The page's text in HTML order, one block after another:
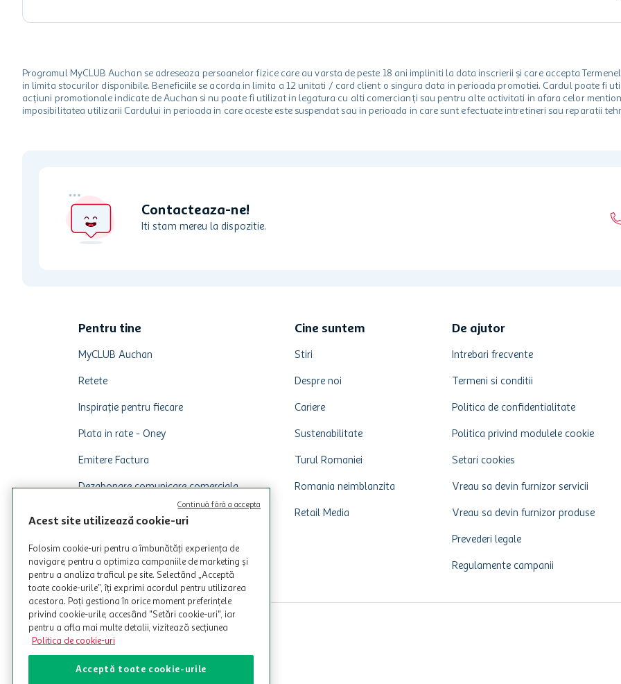
Programul MyCLUB Auchan se adreseaza persoanelor fizice care au varsta de peste 18 ani impliniti la data inscrierii și care accepta
in limita stocurilor disponibile. Beneficiile se acorda in limita a 12 unitati / card client o singura data in perioada promotiei. Cardul poate fi
acțiuni promotionale indicate de Auchan si nu poate fi utilizat in legatura cu alti comercianți sau pentru alte activitati in afara celor
imposibilitatea utilizarii Cardului in perioada in care aceste este suspendat sau in perioada in care sunt efectuate intretineri sau reparatii
Contacteaza-ne!
Iti stam mereu la dispozitie.
Pentru tine
MyCLUB Auchan
Retete
Inspirație pentru fiecare
Plata in rate - Oney
Emitere Factura
Dezabonare comunicare comerciala
Cine suntem
Stiri
Despre noi
Cariere
Sustenabilitate
Turul Romaniei
Romania neimblanzita
Retail Media
De ajutor
Intrebari frecvente
Termeni si conditii
Politica de confidentialitate
Politica privind modulele cookie
Setari cookies
Vreau sa devin furnizor servicii
Vreau sa devin furnizor produse
Prevederi legale
Regulamente campanii
Acest site utilizează cookie-uri
Folosim cookie-uri pentru a îmbunătăți experiența de
navigare, pentru a optimiza campaniile de marketing și
pentru a analiza traficul pe site. Selectând „Acceptă
toate cookie-urile”, îți exprimi acordul pentru utilizarea
acestora. Poți gestiona în orice moment preferințele
privind cookie-urile, accesând "Setări cookie-uri", iar
pentru a afla mai multe detalii, vizitează secțiunea
Politica de cookie-uri
Acceptă toate cookie-urile
Continuă fără a accepta